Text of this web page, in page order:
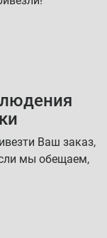
Ваш заказ,
мы обещаем,